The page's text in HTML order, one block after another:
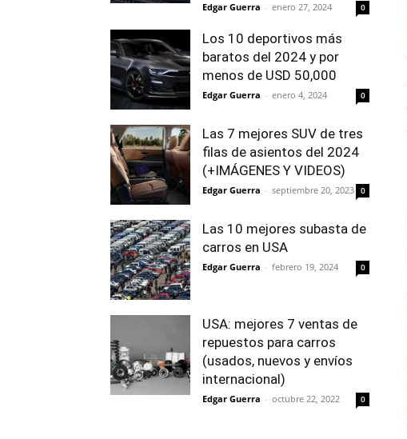
Edgar Guerra - enero 27, 2024 0
Los 10 deportivos más
baratos del 2024 y por
menos de USD 50,000
Edgar Guerra - enero 4, 2024 0
Las 7 mejores SUV de tres
filas de asientos del 2024
(+IMÁGENES Y VIDEOS)
Edgar Guerra - septiembre 20, 2023 0
Las 10 mejores subasta de
carros en USA
Edgar Guerra - febrero 19, 2024 0
USA: mejores 7 ventas de
repuestos para carros
(usados, nuevos y envíos
internacional)
Edgar Guerra - octubre 22, 2022 0